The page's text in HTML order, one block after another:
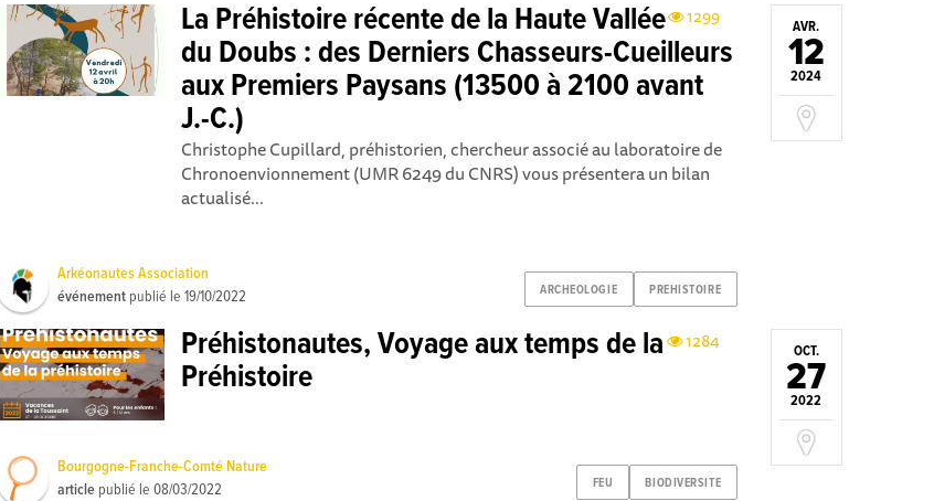
AVR.
12
2024
1299
La Préhistoire récente de la Haute Vallée
du Doubs : des Derniers Chasseurs-Cueilleurs
aux Premiers Paysans (13500 à 2100 avant
J.-C.)
Christophe Cupillard, préhistorien, chercheur associé au laboratoire de
Chronoenvionnement (UMR 6249 du CNRS) vous présentera un bilan
actualisé...
ARCHEOLOGIE PREHISTOIRE
Arkéonautes Association
événement publié le19/10/2022
OCT.
27
2022
1284
Préhistonautes, Voyage aux temps de la
Préhistoire
FEU BIODIVERSITE
Bourgogne-Franche-Comté Nature
article publié le08/03/2022